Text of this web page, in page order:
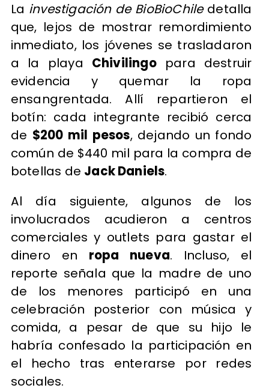
La investigación de BioBioChiledetalla
que, lejos de mostrar remordimiento
inmediato, los jóvenes se trasladaron
a la playa Chivilingopara destruir
evidencia y quemar la ropa
ensangrentada. Allí repartieron el
botín: cada integrante recibió cerca
de $200 mil pesos, dejando un fondo
común de $440 mil para la compra de
botellas de Jack Daniels.
Al día siguiente, algunos de los
involucrados acudieron a centros
comerciales y outlets para gastar el
dinero en ropa nueva. Incluso, el
reporte señala que la madre de uno
de los menores participó en una
celebración posterior con música y
comida, a pesar de que su hijo le
habría confesado la participación en
el hecho tras enterarse por redes
sociales.